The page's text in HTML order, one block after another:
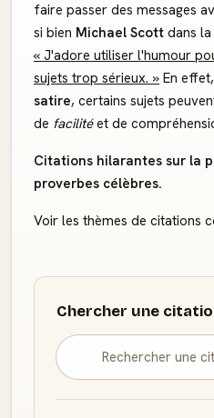
faire passer des messages
si bien Michael Scott dans
« J'adore utiliser l'humour
sujets trop sérieux. » En
satire, certains sujets
de facilitéet de
Citations hilarantes sur la
proverbes célèbres.
Voir les thèmes de citations
Chercher une